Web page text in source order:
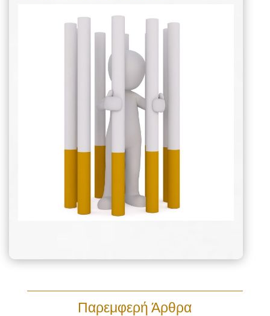
Παρεμφερή Άρθρα